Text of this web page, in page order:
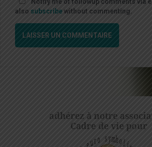
also subscribewithout commenting.